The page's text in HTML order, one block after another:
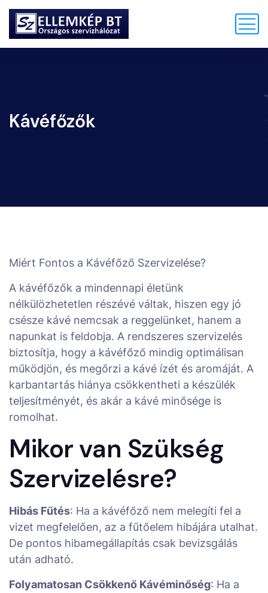
Kávéfőzők
Miért Fontos a Kávéfőző Szervizelése?
A kávéfőzők a mindennapi életünk
nélkülözhetetlen részévé váltak, hiszen egy jó
csésze kávé nemcsak a reggelünket, hanem a
napunkat is feldobja. A rendszeres szervizelés
biztosítja, hogy a kávéfőző mindig optimálisan
működjön, és megőrzi a kávé ízét és aromáját. A
karbantartás hiánya csökkentheti a készülék
teljesítményét, és akár a kávé minősége is
romolhat.
Mikor van Szükség
Szervizelésre?
Hibás Fűtés: Ha a kávéfőző nem melegíti fel a
vizet megfelelően, az a fűtőelem hibájára utalhat.
De pontos hibamegállapítás csak bevizsgálás
után adható.
Folyamatosan Csökkenő Kávéminőség: Ha a